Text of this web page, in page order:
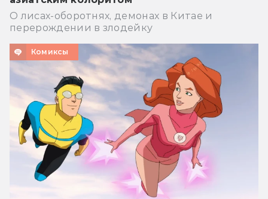
О лисах-оборотнях, демонах в Китае и
перерождении в злодейку
Комиксы